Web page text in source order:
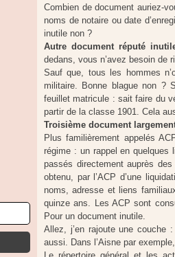
Combien de document auriez-
noms de notaire ou date
inutile non ?
Autre document réputé
dedans, vous n’avez besoin de
Sauf que, tous les hommes
militaire. Bonne blague non ?
feuillet matricule : sait faire du
partir de la classe 1901. Cela
Troisième document
Plus familièrement appelés
régime : un rappel en quelques
passés directement auprès
obtenu, par l’ACP d’une
noms, adresse et liens
quinze ans. Les ACP sont
Pour un document inutile.
Allez, j’en rajoute une couche
aussi. Dans l’Aisne par